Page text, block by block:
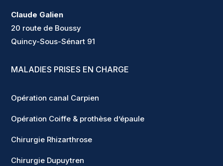
Claude Galien
20 route de Boussy
Quincy-Sous-Sénart 91
MALADIES PRISES EN CHARGE
Opération canal Carpien
Opération Coiffe & prothèse d’épaule
Chirurgie Rhizarthrose
Chirurgie Dupuytren